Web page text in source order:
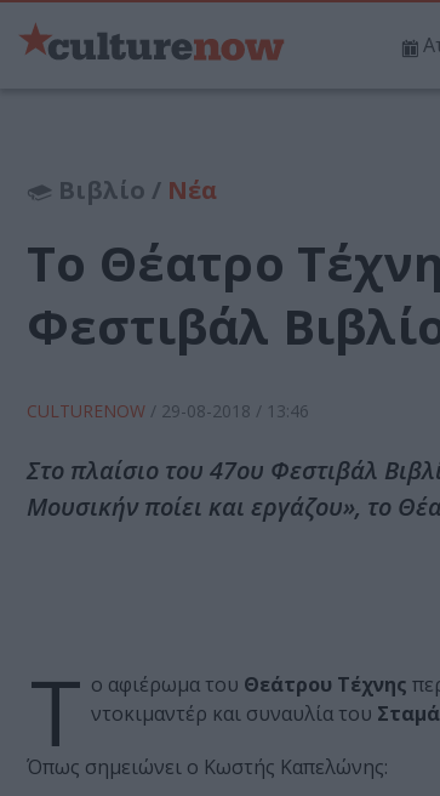
Βιβλίο / Νέα
Το Θέατρο
Φεστιβάλ
CULTURENOW / 29-08-2018 / 13:46
Στο πλαίσιο του 47ου Φεστιβάλ
Μουσικήν ποίει και εργάζου», το
Τ ο αφιέρωμα του Θεάτρου Τέχνης
ντοκιμαντέρ και συναυλία του
Όπως σημειώνει ο Κωστής Καπελώνης: